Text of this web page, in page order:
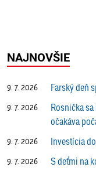
NAJNOVŠIE
9. 7. 2026 Farský deň
9. 7. 2026
Rosnička
očakáva
9. 7. 2026 Investícia
9. 7. 2026 S deťmi na